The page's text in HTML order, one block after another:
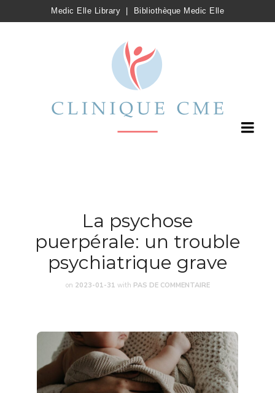
Medic Elle Library Bibliothèque Medic Elle
La psychose
puerpérale: un trouble
psychiatrique grave
on 2023-01-31 with PAS DE COMMENTAIRE